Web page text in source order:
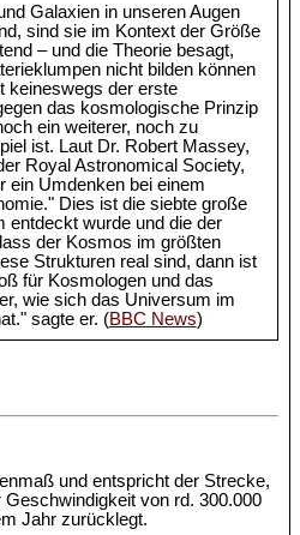
Galaxien in unseren Augen
sind sie im Kontext der Größe
– und die Theorie besagt,
nicht bilden können
keineswegs der erste
das kosmologische Prinzip
ein weiterer, noch zu
ist. Laut Dr. Robert Massey,
Royal Astronomical Society,
ein Umdenken bei einem
Dies ist die siebte große
entdeckt wurde und die der
der Kosmos im größten
Strukturen real sind, dann ist
für Kosmologen und das
wie sich das Universum im
sagte er. (BBC News)
und entspricht der Strecke,
von rd. 300.000
Jahr zurücklegt.